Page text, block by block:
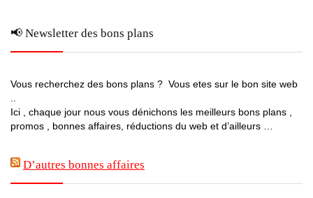
📢 Newsletter des bons plans
Vous recherchez des bons plans ? Vous etes sur le bon site web
Ici , chaque jour nous vous dénichons les meilleurs bons plans ,
promos , bonnes affaires, réductions du web et d’ailleurs …
D’autres bonnes affaires